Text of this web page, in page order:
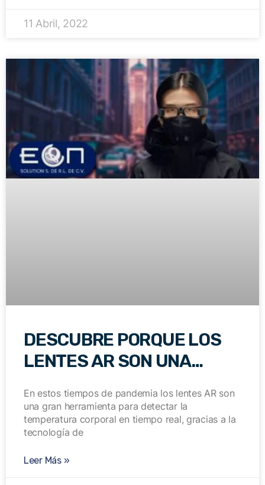
11 Abril, 2022
DESCUBRE PORQUE LOS
LENTES AR SON UNA
EN TIEMPOS DE PANDEMIA
En estos tiempos de pandemia los lentes AR son
una gran herramienta para detectar la
temperatura corporal en tiempo real, gracias a la
tecnología de
Leer Más »